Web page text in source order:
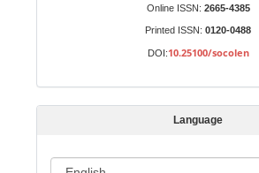
i
s
Online ISSN: 2665-4385
Printed ISSN: 0120-0488
DOI:10.25100/socolen
Language